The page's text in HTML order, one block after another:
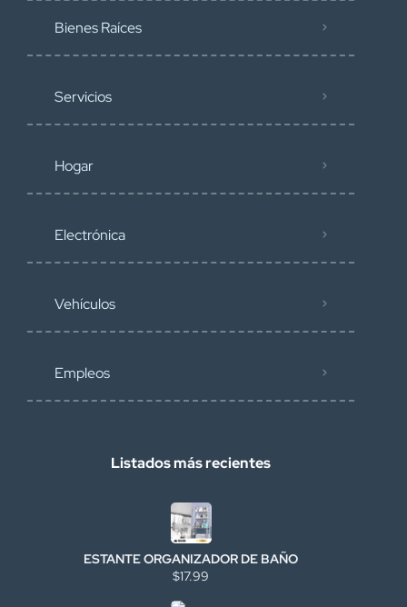
Bienes Raíces
Servicios
Hogar
Electrónica
Vehículos
Empleos
Listados más recientes
ESTANTE ORGANIZADOR DE BAÑO
$17.99